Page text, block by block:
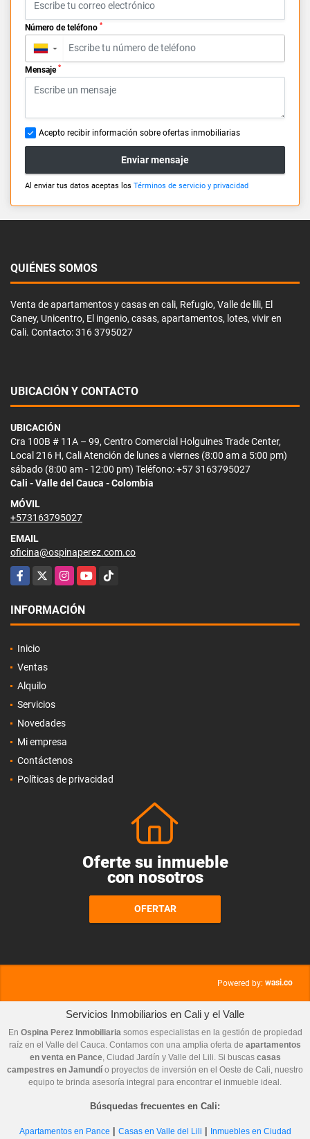
Número de teléfono *
▼
Mensaje *
Acepto recibir información sobre ofertas inmobiliarias
Enviar mensaje
Al enviar tus datos aceptas los Términos de servicio y privacidad
QUIÉNES SOMOS
Venta de apartamentos y casas en cali, Refugio, Valle de lili, El
Caney, Unicentro, El ingenio, casas, apartamentos, lotes, vivir en
Cali. Contacto: 316 3795027
UBICACIÓN Y CONTACTO
UBICACIÓN
Cra 100B # 11A – 99, Centro Comercial Holguines Trade Center,
Local 216 H, Cali Atención de lunes a viernes (8:00 am a 5:00 pm)
sábado (8:00 am - 12:00 pm) Teléfono: +57 3163795027
Cali - Valle del Cauca - Colombia
MÓVIL
+573163795027
EMAIL
oficina@ospinaperez.com.co
Facebook
X InstagramYouTubeTikTok
INFORMACIÓN
Inicio
Ventas
Alquilo
Servicios
Novedades
Mi empresa
Contáctenos
Políticas de privacidad
Oferte su inmueble
con nosotros
OFERTAR
Powered by: wasi.co
Servicios Inmobiliarios en Cali y el Valle
En Ospina Perez Inmobiliariasomos especialistas en la gestión de propiedad
raíz en el Valle del Cauca. Contamos con una amplia oferta de apartamentos
en venta en Pance, Ciudad Jardín y Valle del Lili. Si buscas casas
campestres en Jamundí o proyectos de inversión en el Oeste de Cali, nuestro
equipo te brinda asesoría integral para encontrar el inmueble ideal.
Búsquedas frecuentes en Cali:
Apartamentos en Pance | Casas en Valle del Lili | Inmuebles en Ciudad